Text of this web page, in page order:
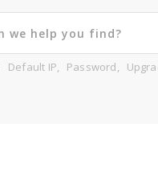
Default IP, Password,